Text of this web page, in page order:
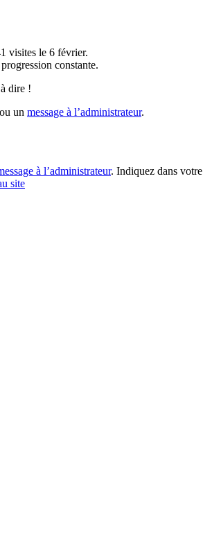
visites le 6 février.
constante.
dire !
ou un message à l’administrateur.
à l’administrateur. Indiquez dans
site